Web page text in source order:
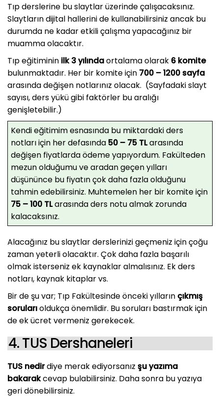
Tıp derslerine bu slaytlar üzerinde çalışacaksınız.
Slaytların dijital hallerini de kullanabilirsiniz ancak bu
durumda ne kadar etkili çalışma yapacağınız bir
muamma olacaktır.
Tıp eğitiminin ilk 3 yılındaortalama olarak 6 komite
bulunmaktadır. Her bir komite için 700 – 1200 sayfa
arasında değişen notlarınız olacak. (Sayfadaki slayt
sayısı, ders yükü gibi faktörler bu aralığı
genişletebilir.)
Kendi eğitimim esnasında bu miktardaki ders
notları için her defasında50 – 75 TLarasında
değişen fiyatlarda ödeme yapıyordum. Fakülteden
mezun olduğumu ve aradan geçen yılları
düşününce bu fiyatın çok daha fazla olduğunu
tahmin edebilirsiniz. Muhtemelen her bir komite için
75 – 100 TLarasında ders notu almak zorunda
kalacaksınız.
Alacağınız bu slaytlar derslerinizi geçmeniz için çoğu
zaman yeterli olacaktır. Çok daha fazla başarılı
olmak isterseniz ek kaynaklar almalısınız. Ek ders
notları, kaynak kitaplar vs.
Bir de şu var; Tıp Fakültesinde önceki yılların çıkmış
sorularıoldukça önemlidir. Bu soruları bastırmak için
de ek ücret vermeniz gerekecek.
4. TUS Dershaneleri
TUS nedirdiye merak ediyorsanız şu yazıma
bakarakcevap bulabilirsiniz. Daha sonra bu yazıya
geri dönebilirsiniz.